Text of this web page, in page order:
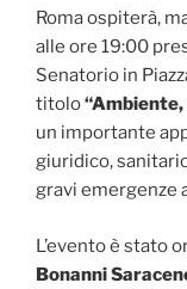
Roma ospiterà,
alle ore 19:00
Senatorio in
titolo
un importante
giuridico,
gravi emergenze
L’evento è stato
Bonanni